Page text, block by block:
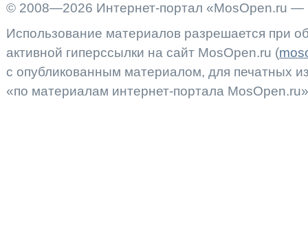
© 2008—2026 Интернет-портал «MosOpen.ru —
Использование материалов разрешается при
активной гиперссылки на сайт MosOpen.ru (
с опубликованным материалом, для печатных
«по материалам интернет-портала